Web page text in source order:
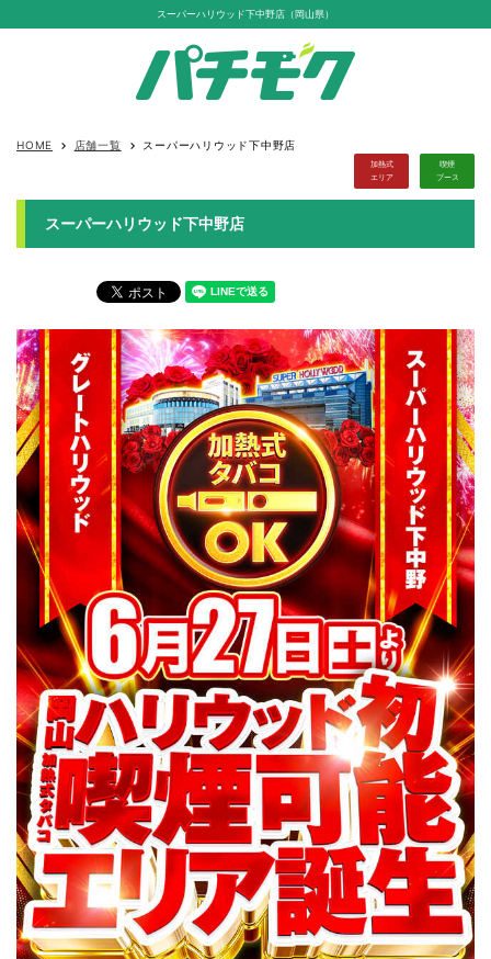
スーパーハリウッド下中野店（岡山県）
HOME keyboard_arrow_right 店舗一覧 keyboard_arrow_right スーパーハリウッド下中野店
加熱式
エリア
喫煙
ブース
スーパーハリウッド下中野店